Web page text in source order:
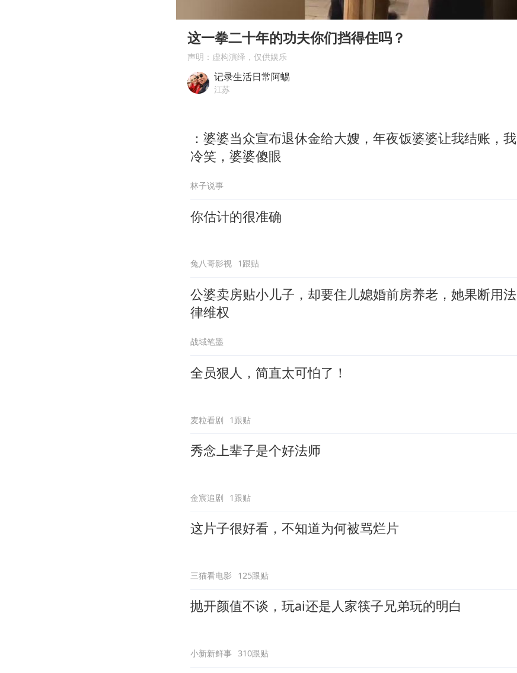
陕西柞水泥石流已致2死 仍有1人失联
上半年国内居民出游人次34.63亿
刘浩存百花奖开幕式红裙起舞
泰国初中生饮弹自尽前开了26枪
习近平心系体育强国建设
这一拳二十年的功夫你们挡得住吗？
声明：虚构演绎，仅供娱乐
记录生活日常阿蜴
江苏
：婆婆当众宣布退休金给大嫂，年夜饭婆婆让我结账，我
冷笑，婆婆傻眼
林子说事
你估计的很准确
兔八哥影视 1跟贴
公婆卖房贴小儿子，却要住儿媳婚前房养老，她果断用法
律维权
战域笔墨
全员狠人，简直太可怕了！
麦粒看剧 1跟贴
秀念上辈子是个好法师
金宸追剧 1跟贴
这片子很好看，不知道为何被骂烂片
三猫看电影 125跟贴
抛开颜值不谈，玩ai还是人家筷子兄弟玩的明白
小新新鲜事 310跟贴